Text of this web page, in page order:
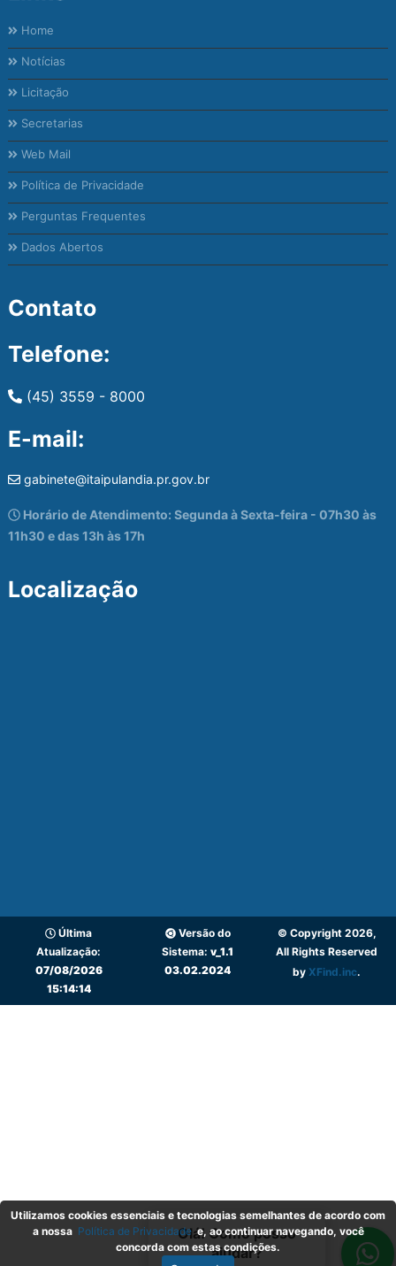
Olá! Como posso
ajudar?
Home
Notícias
Licitação
Secretarias
Web Mail
Política de Privacidade
Perguntas Frequentes
Dados Abertos
Contato
Telefone:
(45) 3559 - 8000
E-mail:
gabinete@itaipulandia.pr.gov.br
Horário de Atendimento: Segunda à Sexta-feira - 07h30 às
11h30 e das 13h às 17h
Localização
Última
Atualização:
07/08/2026
15:14:14
Versão do
Sistema:v_1.1
03.02.2024
© Copyright 2026,
All Rights Reserved
by XFind.inc.
Utilizamos cookies essenciais e tecnologias semelhantes de acordo com
a nossa Política de Privacidadee, ao continuar navegando, você
concorda com estas condições.